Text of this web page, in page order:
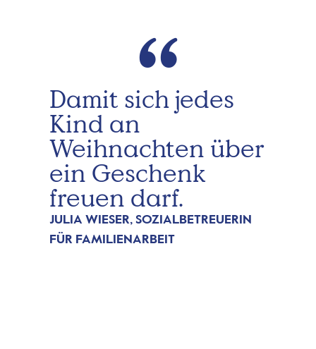
“
Damit sich jedes
Kind an
Weihnachten über
ein Geschenk
freuen darf.
JULIA WIESER, SOZIALBETREUERIN
FÜR FAMILIENARBEIT